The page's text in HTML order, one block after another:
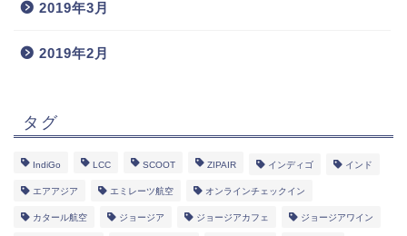
2019年3月
2019年2月
タグ
IndiGo LCC SCOOT ZIPAIR インディゴ インド
エアアジア エミレーツ航空 オンラインチェックイン
カタール航空 ジョージア ジョージアカフェ ジョージアワイン